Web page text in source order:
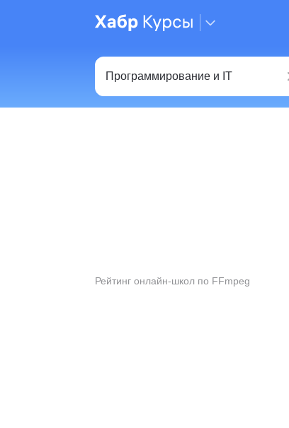
Рейтинг онлайн-школ по FFmpeg